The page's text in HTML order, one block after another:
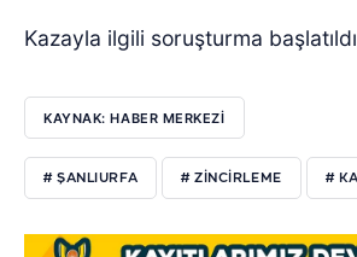
Kazayla ilgili soruşturma
KAYNAK: HABER MERKEZİ
# ŞANLIURFA # ZİNCİRLEME #